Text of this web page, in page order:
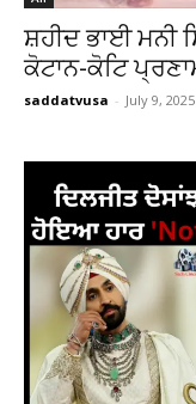
ਸ਼ਹੀਦ ਭਾਈ ਮਨੀ
ਕੋਟਾਨ-ਕੋਟਿ
saddatvusa - July 9, 2025